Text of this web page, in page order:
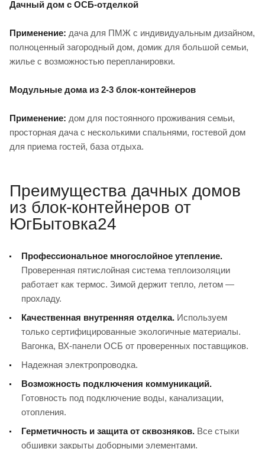
Дачный дом с ОСБ-отделкой
Применение: дача для ПМЖ с индивидуальным дизайном,
полноценный загородный дом, домик для большой семьи,
жилье с возможностью перепланировки.
Модульные дома из 2-3 блок-контейнеров
Применение: дом для постоянного проживания семьи,
просторная дача с несколькими спальнями, гостевой дом
для приема гостей, база отдыха.
Преимущества дачных домов
из блок-контейнеров от
ЮгБытовка24
Профессиональное многослойное утепление.
Проверенная пятислойная система теплоизоляции
работает как термос. Зимой держит тепло, летом —
прохладу.
Качественная внутренняя отделка. Используем
только сертифицированные экологичные материалы.
Вагонка, ВХ-панели ОСБ от проверенных поставщиков.
Надежная электропроводка.
Возможность подключения коммуникаций.
Готовность под подключение воды, канализации,
отопления.
Герметичность и защита от сквозняков. Все стыки
обшивки закрыты доборными элементами.